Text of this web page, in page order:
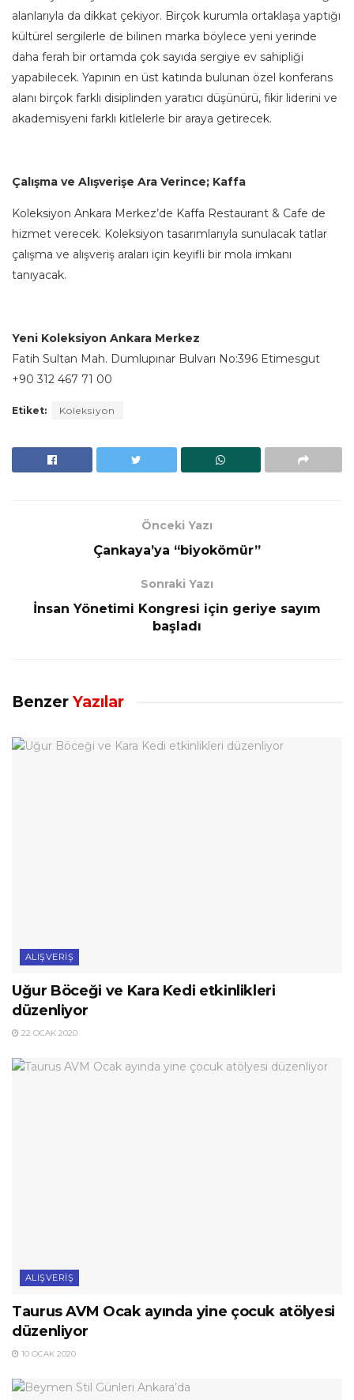
alanlarıyla da dikkat çekiyor. Birçok kurumla ortaklaşa yaptığı
kültürel sergilerle de bilinen marka böylece yeni yerinde
daha ferah bir ortamda çok sayıda sergiye ev sahipliği
yapabilecek. Yapının en üst katında bulunan özel konferans
alanı birçok farklı disiplinden yaratıcı düşünürü, fikir liderini ve
akademisyeni farklı kitlelerle bir araya getirecek.
Çalışma ve Alışverişe Ara Verince; Kaffa
Koleksiyon Ankara Merkez’de Kaffa Restaurant & Cafe de
hizmet verecek. Koleksiyon tasarımlarıyla sunulacak tatlar
çalışma ve alışveriş araları için keyifli bir mola imkanı
tanıyacak.
Yeni Koleksiyon Ankara Merkez
Fatih Sultan Mah. Dumlupınar Bulvarı No:396 Etimesgut
+90 312 467 71 00
Etiket: Koleksiyon
Önceki Yazı
Çankaya’ya “biyokömür”
Sonraki Yazı
İnsan Yönetimi Kongresi için geriye sayım
başladı
Benzer Yazılar
ALIŞVERIŞ
Uğur Böceği ve Kara Kedi etkinlikleri
düzenliyor
22 OCAK 2020
ALIŞVERIŞ
Taurus AVM Ocak ayında yine çocuk atölyesi
düzenliyor
10 OCAK 2020